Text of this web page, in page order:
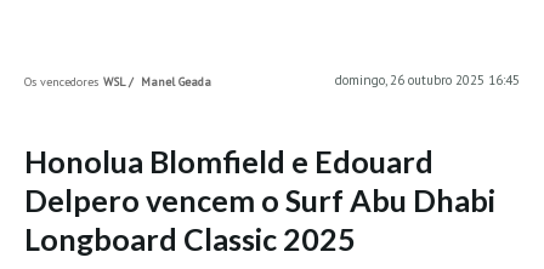
Viana Pontão HD
Ofir
Os vencedores WSL / Manel Geada domingo, 26 outubro 2025 16:45
Honolua Blomfield e Edouard
Delpero vencem o Surf Abu Dhabi
Longboard Classic 2025